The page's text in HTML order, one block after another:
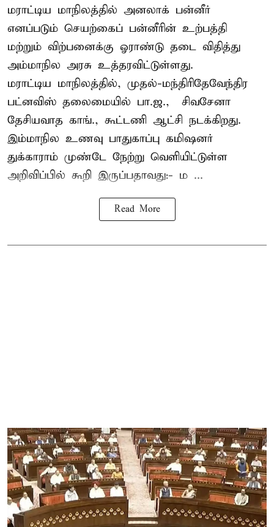
மராட்டிய மாநிலத்தில் அனலாக் பன்னீர்
எனப்படும் செயற்கைப் பன்னீரின் உற்பத்தி
மற்றும் விற்பனைக்கு ஓராண்டு தடை விதித்து
அம்மாநில அரசு உத்தரவிட்டுள்ளது.
மராட்டிய மாநிலத்தில், முதல்-மந்திரிதேவேந்திர
பட்னவிஸ் தலைமையில் பா.ஜ., – சிவசேனா –
தேசியவாத காங்., கூட்டணி ஆட்சி நடக்கிறது.
இம்மாநில உணவு பாதுகாப்பு கமிஷனர்
துக்காராம் முண்டே நேற்று வெளியிட்டுள்ள
அறிவிப்பில் கூறி இருப்பதாவது:- ம ...
Read More